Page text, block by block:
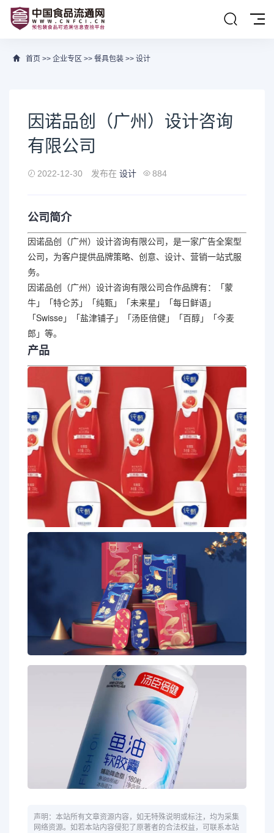
首页 >> 企业专区 >> 餐具包装 >> 设计
因诺品创（广州）设计咨询
有限公司
2022-12-30 发布在 设计 884
公司简介
因诺品创（广州）设计咨询有限公司，是一家广告全案型
公司，为客户提供品牌策略、创意、设计、营销一站式服
务。
因诺品创（广州）设计咨询有限公司合作品牌有：「蒙
牛」「特仑苏」「纯甄」「未来星」「每日鲜语」
「Swisse」「盐津铺子」「汤臣倍健」「百醇」「今麦
郎」等。
产品
声明：本站所有文章资源内容，如无特殊说明或标注，均为采集
网络资源。如若本站内容侵犯了原著者的合法权益，可联系本站